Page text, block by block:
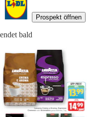
Prospekt öffnen
endet bald